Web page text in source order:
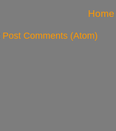
Home
Post Comments (Atom)